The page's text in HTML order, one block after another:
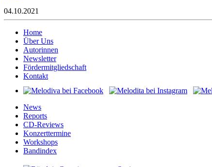
04.10.2021
Home
Über Uns
Autorinnen
Newsletter
Fördermitgliedschaft
Kontakt
News
Reports
CD-Reviews
Konzerttermine
Workshops
Bandindex